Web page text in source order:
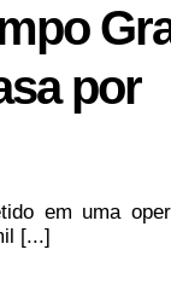
por
em uma
[...]